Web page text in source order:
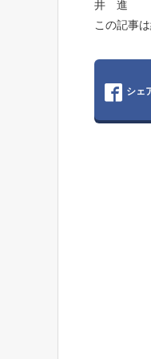
井 進
この記事
シェ